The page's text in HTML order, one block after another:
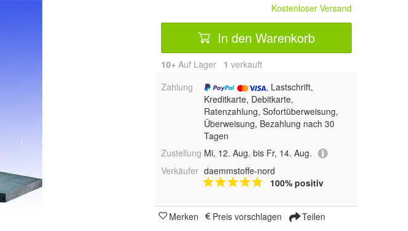
Kostenloser Versand
In den Warenkorb
10+ Auf Lager 1 verkauft
Zahlung
, Lastschrift,
Kreditkarte, Debitkarte,
Ratenzahlung, Sofortüberweisung,
Überweisung, Bezahlung nach 30
Tagen
Zustellung Mi, 12. Aug. bis Fr, 14. Aug.
Verkäufer daemmstoffe-nord
100% positiv
Merken Preis vorschlagen Teilen